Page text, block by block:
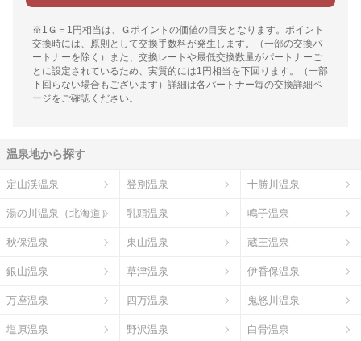
※1Ｇ＝1円相当は、Ｇポイントの価値の目安となります。ポイント
交換時には、原則として交換手数料が発生します。（一部の交換パ
ートナーを除く）また、交換レートや最低交換数量がパートナーご
とに設定されているため、実質的には1円相当を下回ります。（一部
下回らない場合もございます）詳細は各パートナー毎の交換詳細ペ
ージをご確認ください。
温泉地から探す
定山渓温泉 登別温泉 十勝川温泉
湯の川温泉（北海道） 乳頭温泉 鳴子温泉
秋保温泉 東山温泉 蔵王温泉
銀山温泉 草津温泉 伊香保温泉
万座温泉 四万温泉 鬼怒川温泉
塩原温泉 野沢温泉 白骨温泉